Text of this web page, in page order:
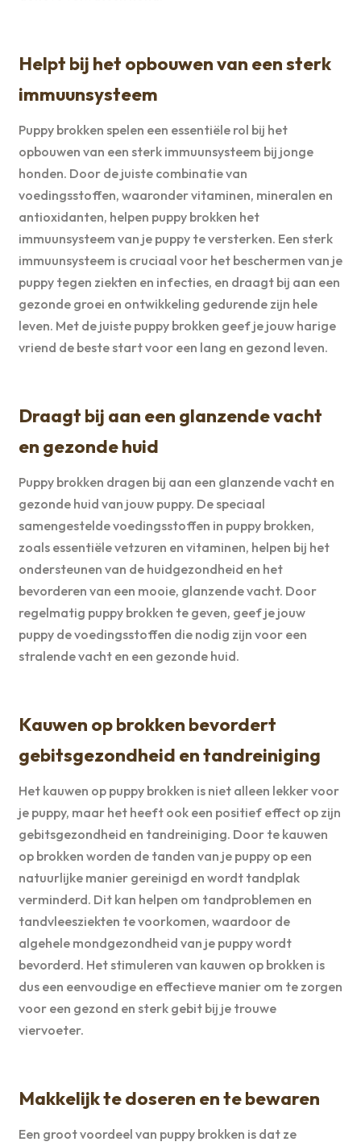
Helpt bij het opbouwen van een sterk
immuunsysteem
Puppy brokken spelen een essentiële rol bij het
opbouwen van een sterk immuunsysteem bij jonge
honden. Door de juiste combinatie van
voedingsstoffen, waaronder vitaminen, mineralen en
antioxidanten, helpen puppy brokken het
immuunsysteem van je puppy te versterken. Een sterk
immuunsysteem is cruciaal voor het beschermen van je
puppy tegen ziekten en infecties, en draagt bij aan een
gezonde groei en ontwikkeling gedurende zijn hele
leven. Met de juiste puppy brokken geef je jouw harige
vriend de beste start voor een lang en gezond leven.
Draagt bij aan een glanzende vacht
en gezonde huid
Puppy brokken dragen bij aan een glanzende vacht en
gezonde huid van jouw puppy. De speciaal
samengestelde voedingsstoffen in puppy brokken,
zoals essentiële vetzuren en vitaminen, helpen bij het
ondersteunen van de huidgezondheid en het
bevorderen van een mooie, glanzende vacht. Door
regelmatig puppy brokken te geven, geef je jouw
puppy de voedingsstoffen die nodig zijn voor een
stralende vacht en een gezonde huid.
Kauwen op brokken bevordert
gebitsgezondheid en tandreiniging
Het kauwen op puppy brokken is niet alleen lekker voor
je puppy, maar het heeft ook een positief effect op zijn
gebitsgezondheid en tandreiniging. Door te kauwen
op brokken worden de tanden van je puppy op een
natuurlijke manier gereinigd en wordt tandplak
verminderd. Dit kan helpen om tandproblemen en
tandvleesziekten te voorkomen, waardoor de
algehele mondgezondheid van je puppy wordt
bevorderd. Het stimuleren van kauwen op brokken is
dus een eenvoudige en effectieve manier om te zorgen
voor een gezond en sterk gebit bij je trouwe
viervoeter.
Makkelijk te doseren en te bewaren
Een groot voordeel van puppy brokken is dat ze